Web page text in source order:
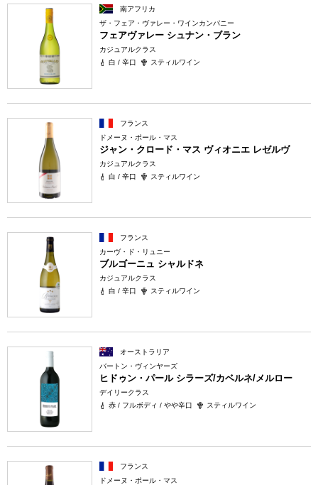
南アフリカ
ザ・フェア・ヴァレー・ワインカンパニー
フェアヴァレー シュナン・ブラン
カジュアルクラス
白 / 辛口
スティルワイン
フランス
ドメーヌ・ポール・マス
ジャン・クロード・マス ヴィオニエ レゼルヴ
カジュアルクラス
白 / 辛口
スティルワイン
フランス
カーヴ・ド・リュニー
ブルゴーニュ シャルドネ
カジュアルクラス
白 / 辛口
スティルワイン
オーストラリア
バートン・ヴィンヤーズ
ヒドゥン・パール シラーズ/カベルネ/メルロー
デイリークラス
赤 / フルボディ / やや辛口
スティルワイン
フランス
ドメーヌ・ポール・マス